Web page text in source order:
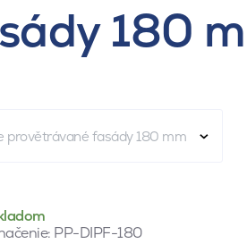
180
provětrávané fasády 180 mm
PP-DIPF-180